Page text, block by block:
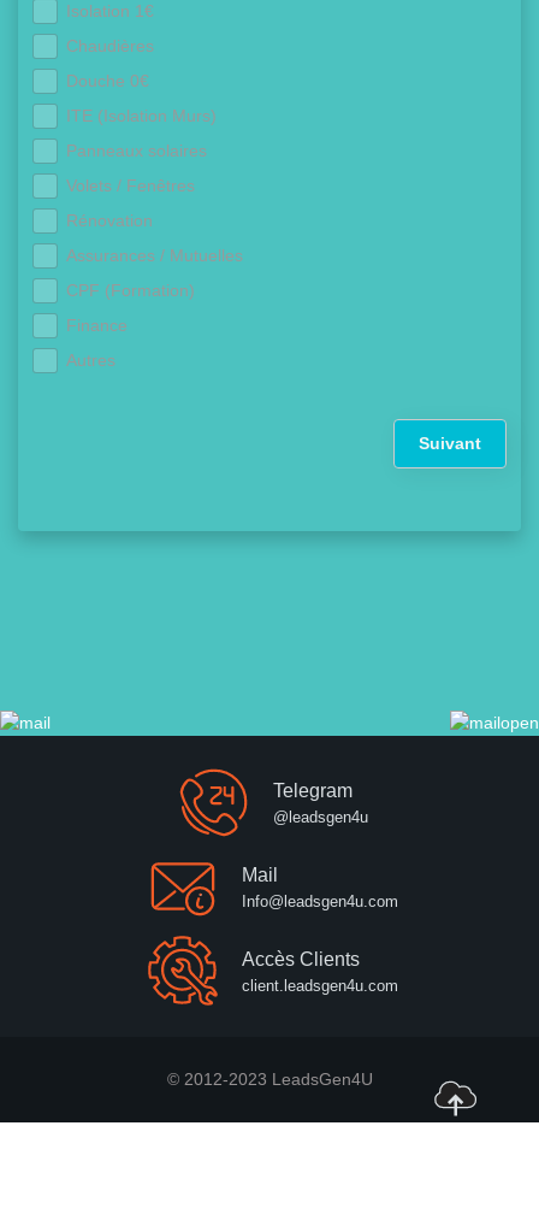
Isolation 1€
Chaudières
Douche 0€
ITE (Isolation Murs)
Panneaux solaires
Volets / Fenêtres
Rénovation
Assurances / Mutuelles
CPF (Formation)
Finance
Autres
Suivant
Telegram
@leadsgen4u
Mail
Info@leadsgen4u.com
Accès Clients
client.leadsgen4u.com
© 2012-2023 LeadsGen4U